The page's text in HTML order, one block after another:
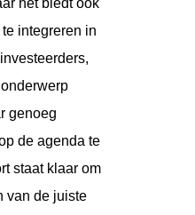
het biedt ook
integreren in
genoeg
de agenda te
staat klaar om
van de juiste